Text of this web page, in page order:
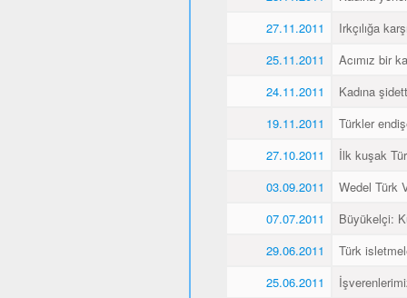
27.11.2011
Irkçılığa
25.11.2011
Acımız bir
24.11.2011
Kadına
19.11.2011
Türkler
27.10.2011
İlk kuşak
03.09.2011
Wedel Türk
07.07.2011
Büyükelçi:
29.06.2011
Türk
25.06.2011